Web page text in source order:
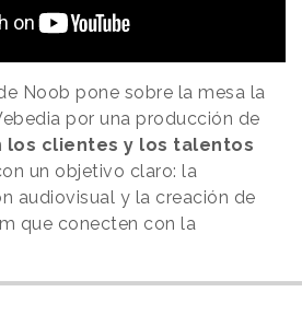
Noob pone sobre la mesa la
por una producción de
los clientes y los talentos
un objetivo claro: la
audiovisual y la creación de
que conecten con la